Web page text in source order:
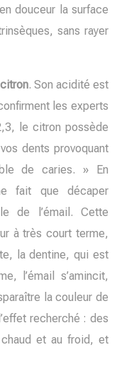
douceur la surface
sans rayer
citron. Son acidité est
les experts
le citron possède
dents provoquant
de caries. » En
fait que décaper
de l’émail. Cette
à très court terme,
la dentine, qui est
l’émail s’amincit,
la couleur de
recherché : des
et au froid, et